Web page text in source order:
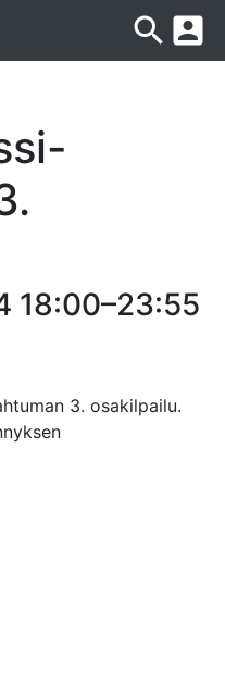
search account_box
18:00–23:55
3. osakilpailu.